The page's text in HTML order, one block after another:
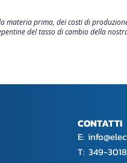
materia prima, dei costi di
del tasso di cambio della
CONTATTI
E:
​T: 349-